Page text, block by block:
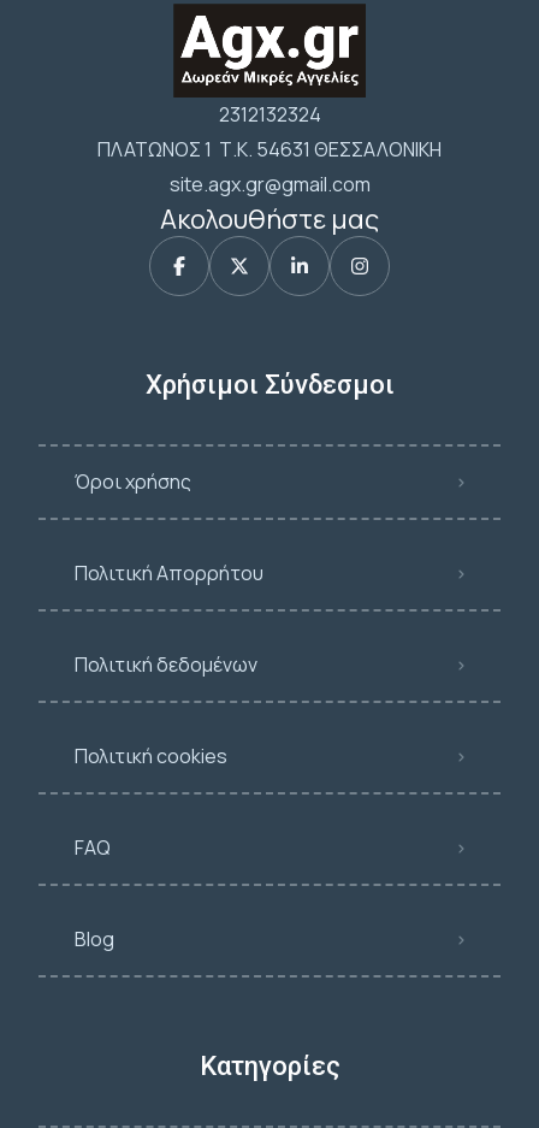
2312132324
ΠΛΑΤΩΝΟΣ 1 Τ.Κ. 54631 ΘΕΣΣΑΛΟΝΙΚΗ
site.agx.gr@gmail.com
Ακολουθήστε μας
Χρήσιμοι Σύνδεσμοι
Όροι χρήσης
Πολιτική Απορρήτου
Πολιτική δεδομένων
Πολιτική cookies
FAQ
Blog
Κατηγορίες